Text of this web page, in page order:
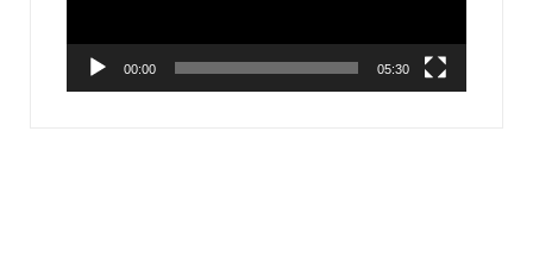
00:00 05:30